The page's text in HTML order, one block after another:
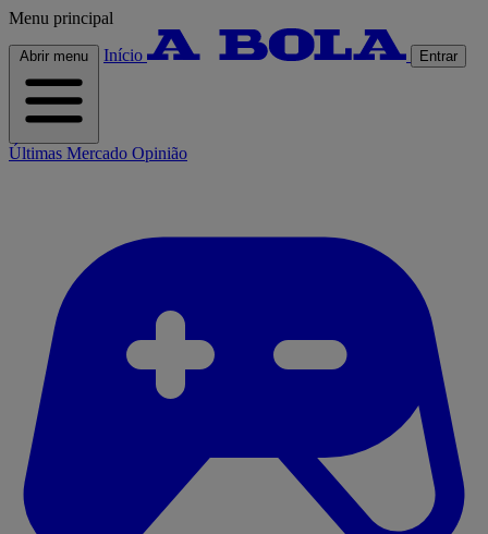
Menu principal
Abrir menu Início Entrar
Últimas Mercado Opinião